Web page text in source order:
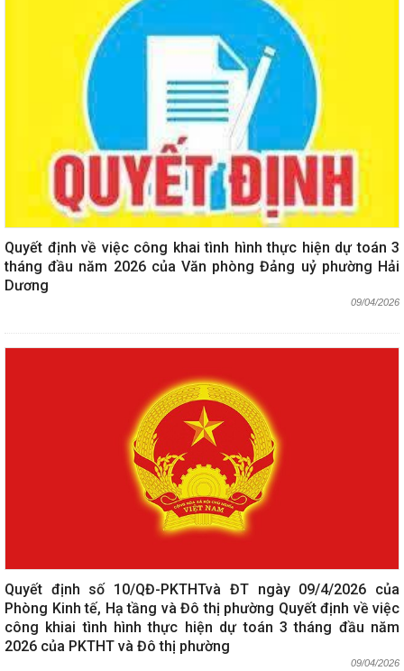
Quyết định về việc công khai tình hình thực hiện dự toán 3
tháng đầu năm 2026 của Văn phòng Đảng uỷ phường Hải
Dương
09/04/2026
Quyết định số 10/QĐ-PKTHTvà ĐT ngày 09/4/2026 của
Phòng Kinh tế, Hạ tầng và Đô thị phường Quyết định về việc
công khiai tình hình thực hiện dự toán 3 tháng đầu năm
2026 của PKTHT và Đô thị phường
09/04/2026